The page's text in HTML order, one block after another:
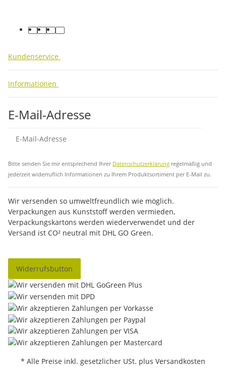
facebook
youtube
instagram
tiktok
Kundenservice
Informationen
E-Mail-Adresse
Bitte senden Sie mir entsprechend Ihrer Datenschutzerklärung regelmäßig und
jederzeit widerruflich Informationen zu Ihrem Produktsortiment per E-Mail zu.
Wir versenden so umweltfreundlich wie möglich.
Verpackungen aus Kunststoff werden vermieden,
Verpackungskartons werden wiederverwendet und der
Versand ist CO² neutral mit DHL GO Green.
Widerrufsbutton
* Alle Preise inkl. gesetzlicher USt. plus Versandkosten